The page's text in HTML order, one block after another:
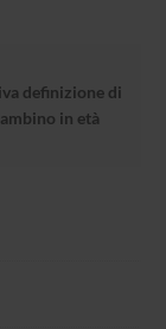
definizione di
in età